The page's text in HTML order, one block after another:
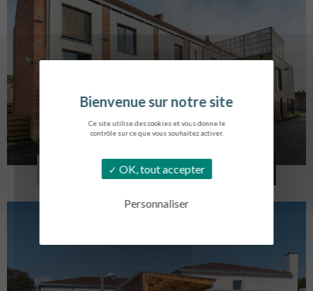
Ce site utilise des cookies et vous donne le
contrôle sur ce que vous souhaitez activer.
OK, tout accepter
Personnaliser
LOG. JEUNES TRAVAILLEURS